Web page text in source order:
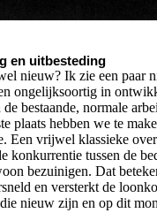
en uitbesteding
nieuw? Ik zie een paar
ongelijksoortig in
de bestaande, normale
plaats hebben we te
Een vrijwel klassieke
konkurrentie tussen de
bezuinigen. Dat
en versterkt de
nieuw zijn en op dit